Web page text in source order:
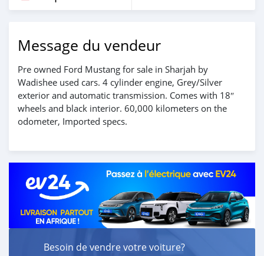
Message du vendeur
Pre owned Ford Mustang for sale in Sharjah by
Wadishee used cars. 4 cylinder engine, Grey/Silver
exterior and automatic transmission. Comes with 18″
wheels and black interior. 60,000 kilometers on the
odometer, Imported specs.
Besoin de vendre votre voiture?